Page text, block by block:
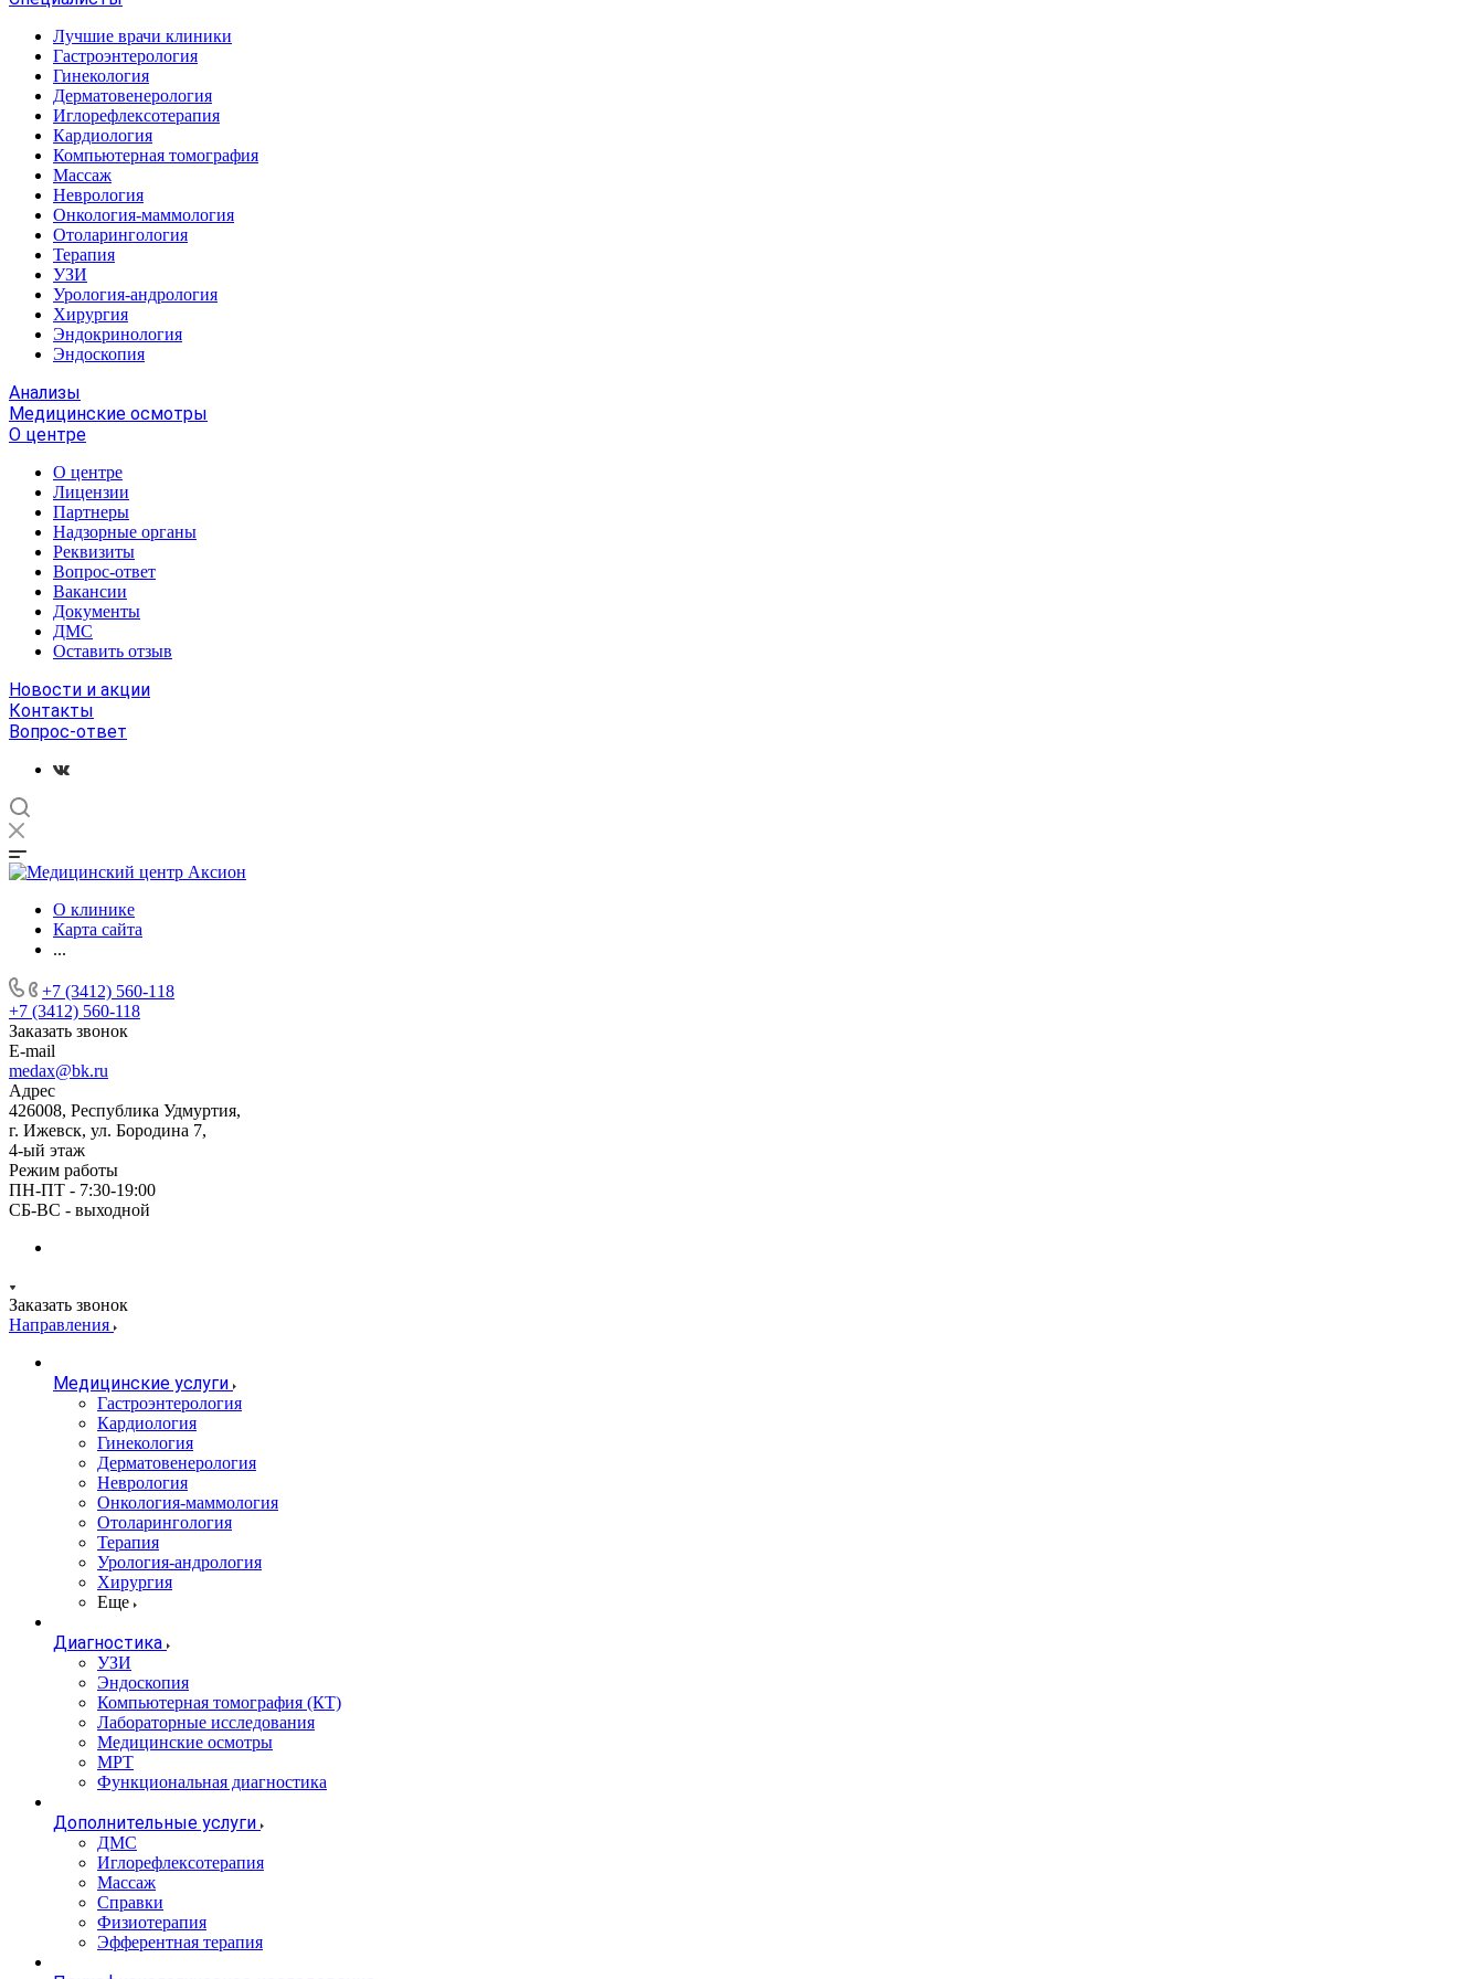
Лучшие врачи клиники
Гастроэнтерология
Гинекология
Дерматовенерология
Иглорефлексотерапия
Кардиология
Компьютерная томография
Массаж
Неврология
Онкология-маммология
Отоларингология
Терапия
УЗИ
Урология-андрология
Хирургия
Эндокринология
Эндоскопия
Анализы
Медицинские осмотры
О центре
О центре
Лицензии
Партнеры
Надзорные органы
Реквизиты
Вопрос-ответ
Вакансии
Документы
ДМС
Оставить отзыв
Новости и акции
Контакты
Вопрос-ответ
О клинике
Карта сайта
...
+7 (3412) 560-118
+7 (3412) 560-118
Заказать звонок
E-mail
medax@bk.ru
Адрес
426008, Республика Удмуртия,
г. Ижевск, ул. Бородина 7,
4-ый этаж
Режим работы
ПН-ПТ - 7:30-19:00
СБ-ВС - выходной
Заказать звонок
Направления
Медицинские услуги
Гастроэнтерология
Кардиология
Гинекология
Дерматовенерология
Неврология
Онкология-маммология
Отоларингология
Терапия
Урология-андрология
Хирургия
Еще
Диагностика
УЗИ
Эндоскопия
Компьютерная томография (КТ)
Лабораторные исследования
Медицинские осмотры
МРТ
Функциональная диагностика
Дополнительные услуги
ДМС
Иглорефлексотерапия
Массаж
Справки
Физиотерапия
Эфферентная терапия